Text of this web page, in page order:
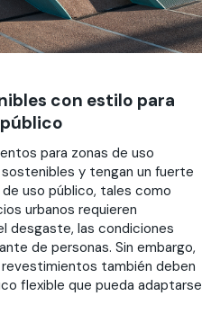
con estilo para
para zonas de uso
y tengan un fuerte
uso público, tales como
urbanos requieren
desgaste, las condiciones
de personas. Sin embargo,
también deben
flexible que pueda adaptarse